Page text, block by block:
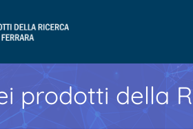
prodotti della